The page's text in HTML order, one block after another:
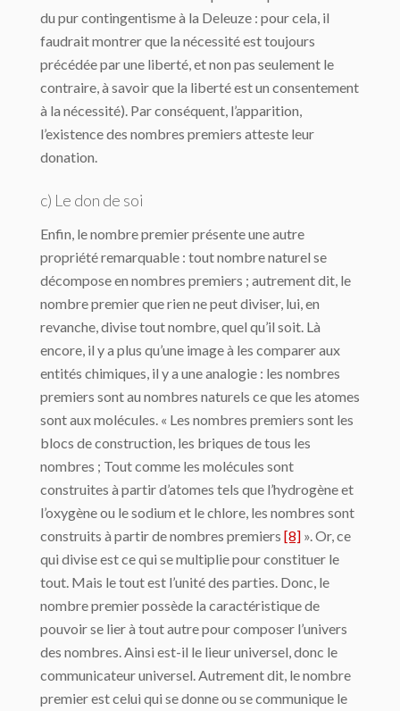
du pur contingentisme à la Deleuze : pour cela, il
faudrait montrer que la nécessité est toujours
précédée par une liberté, et non pas seulement le
contraire, à savoir que la liberté est un consentement
à la nécessité). Par conséquent, l’apparition,
l’existence des nombres premiers atteste leur
donation.
c) Le don de soi
Enfin, le nombre premier présente une autre
propriété remarquable : tout nombre naturel se
décompose en nombres premiers ; autrement dit, le
nombre premier que rien ne peut diviser, lui, en
revanche, divise tout nombre, quel qu’il soit. Là
encore, il y a plus qu’une image à les comparer aux
entités chimiques, il y a une analogie : les nombres
premiers sont au nombres naturels ce que les atomes
sont aux molécules. « Les nombres premiers sont les
blocs de construction, les briques de tous les
nombres ; Tout comme les molécules sont
construites à partir d’atomes tels que l’hydrogène et
l’oxygène ou le sodium et le chlore, les nombres sont
construits à partir de nombres premiers [8] ». Or, ce
qui divise est ce qui se multiplie pour constituer le
tout. Mais le tout est l’unité des parties. Donc, le
nombre premier possède la caractéristique de
pouvoir se lier à tout autre pour composer l’univers
des nombres. Ainsi est-il le lieur universel, donc le
communicateur universel. Autrement dit, le nombre
premier est celui qui se donne ou se communique le